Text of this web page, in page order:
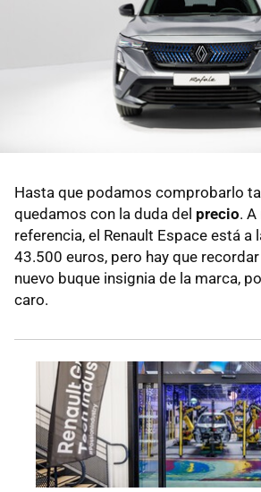
Hasta que podamos comprobarlo
quedamos con la duda del precio.
referencia, el Renault Espace está a
43.500 euros, pero hay que recordar
nuevo buque insignia de la marca,
caro.